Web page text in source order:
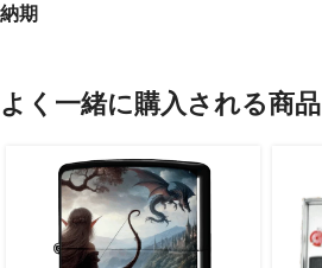
納期
よく一緒に購入される商品